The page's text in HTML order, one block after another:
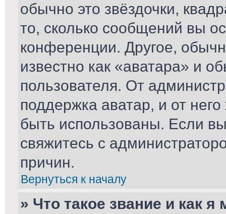
обычно это звёздочки,
то, сколько сообщений вы
конференции. Другое,
известно как «аватара» и
пользователя. От
поддержка аватар, и от
быть использованы. Если
свяжитесь с
причин.
Вернуться к началу
» Что такое звание и как я